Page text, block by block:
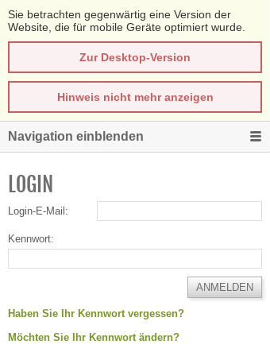
Sie betrachten gegenwärtig eine Version der
Website, die für mobile Geräte optimiert wurde.
Zur Desktop-Version
Hinweis nicht mehr anzeigen
Navigation einblenden
LOGIN
Login-E-Mail:
Kennwort:
Haben Sie Ihr Kennwort vergessen?
Möchten Sie Ihr Kennwort ändern?